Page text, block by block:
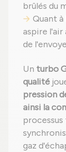
brûlés du
Quant à
aspire
de
Un turbo
qualité
pression
ainsi la
gaz